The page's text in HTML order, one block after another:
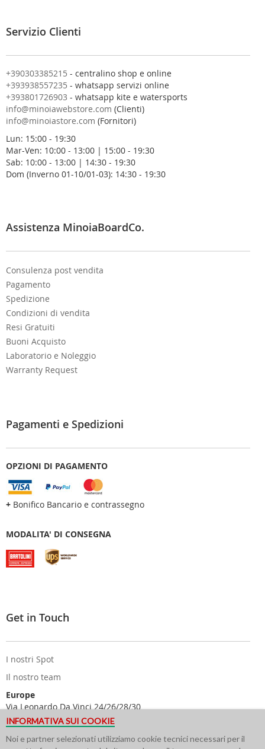
l
n
o
s
t
r
a
e
w
s
l
e
:
Servizio Clienti
+390303385215 - centralino shop e online
+393938557235 - whatsapp servizi online
+393801726903 - whatsapp kite e watersports
info@minoiawebstore.com (Clienti)
info@minoiastore.com (Fornitori)
Lun: 15:00 - 19:30
Mar-Ven: 10:00 - 13:00 | 15:00 - 19:30
Sab: 10:00 - 13:00 | 14:30 - 19:30
Dom (Inverno 01-10/01-03): 14:30 - 19:30
Assistenza MinoiaBoardCo.
Consulenza post vendita
Pagamento
Spedizione
Condizioni di vendita
Resi Gratuiti
Buoni Acquisto
Laboratorio e Noleggio
Warranty Request
Pagamenti e Spedizioni
OPZIONI DI PAGAMENTO
+ Bonifico Bancario e contrassegno
MODALITA' DI CONSEGNA
Get in Touch
I nostri Spot
Il nostro team
Europe
Via Leonardo Da Vinci 24/26/28/30
25122 Brescia - Italy
USA
INFORMATIVA SUI COOKIE
Noi e partner selezionati utilizziamo cookie tecnici necessari per il